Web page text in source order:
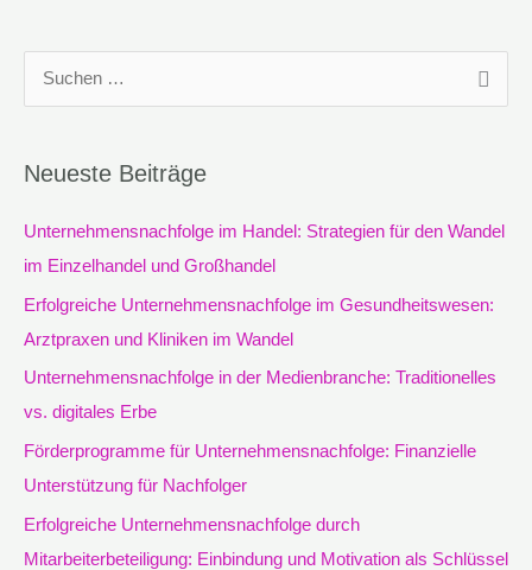
h
e
n
Neueste Beiträge
Unternehmensnachfolge im Handel: Strategien für den Wandel
im Einzelhandel und Großhandel
Erfolgreiche Unternehmensnachfolge im Gesundheitswesen:
Arztpraxen und Kliniken im Wandel
Unternehmensnachfolge in der Medienbranche: Traditionelles
vs. digitales Erbe
Förderprogramme für Unternehmensnachfolge: Finanzielle
Unterstützung für Nachfolger
Erfolgreiche Unternehmensnachfolge durch
Mitarbeiterbeteiligung: Einbindung und Motivation als Schlüssel